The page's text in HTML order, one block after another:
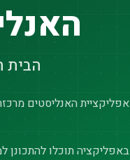
הבית
אפליקציית האנליסטים
באפליקציה תוכלו